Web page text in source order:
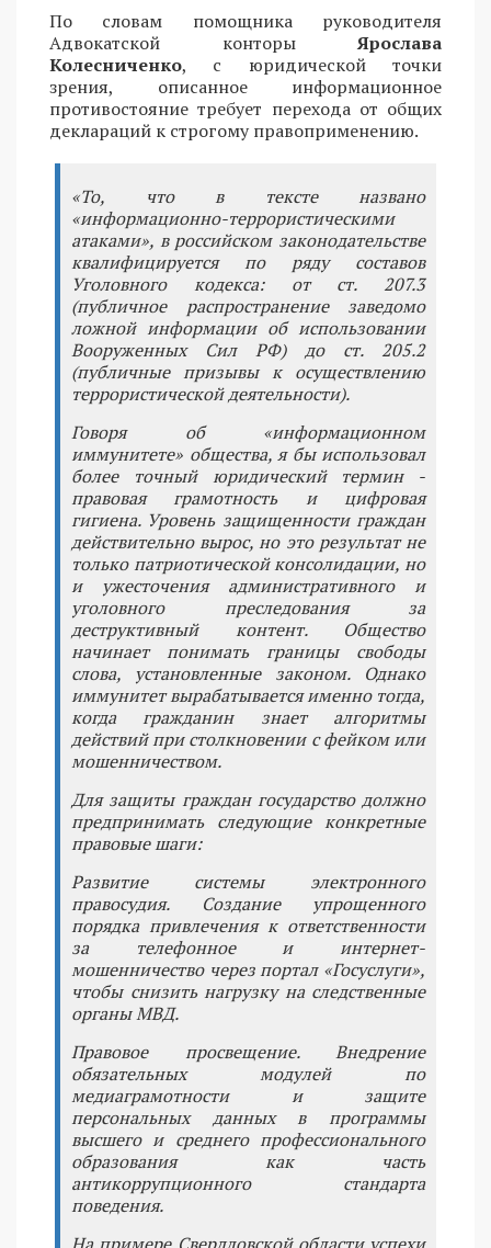
По словам помощника руководителя
Адвокатской конторыЯрослава
Колесниченко, с юридической точки
зрения, описанное информационное
противостояние требует перехода от общих
деклараций к строгому правоприменению.
«То, что в тексте названо
«информационно-террористическими
атаками», в российском законодательстве
квалифицируется по ряду составов
Уголовного кодекса: от ст. 207.3
(публичное распространение заведомо
ложной информации об использовании
Вооруженных Сил РФ) до ст. 205.2
(публичные призывы к осуществлению
террористической деятельности).
Говоря об «информационном
иммунитете» общества, я бы использовал
более точный юридический термин -
правовая грамотность и цифровая
гигиена. Уровень защищенности граждан
действительно вырос, но это результат не
только патриотической консолидации, но
и ужесточения административного и
уголовного преследования за
деструктивный контент. Общество
начинает понимать границы свободы
слова, установленные законом. Однако
иммунитет вырабатывается именно тогда,
когда гражданин знает алгоритмы
действий при столкновении с фейком или
мошенничеством.
Для защиты граждан государство должно
предпринимать следующие конкретные
правовые шаги:
Развитие системы электронного
правосудия. Создание упрощенного
порядка привлечения к ответственности
за телефонное и интернет-
мошенничество через портал «Госуслуги»,
чтобы снизить нагрузку на следственные
органы МВД.
Правовое просвещение. Внедрение
обязательных модулей по
медиаграмотности и защите
персональных данных в программы
высшего и среднего профессионального
образования как часть
антикоррупционного стандарта
поведения.